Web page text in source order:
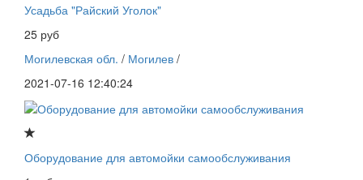
Усадьба "Райский Уголок"
25 руб
Могилевская обл. / Могилев /
2021-07-16 12:40:24
Оборудование для автомойки самообслуживания